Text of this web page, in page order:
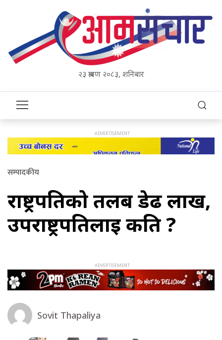
२३ श्रावण २०८३, शनिबार
सम्पादकीय
राष्ट्रपतिको तलब डेढ लाख,
उपराष्ट्रपतिलाई कति ?
Sovit Thapaliya